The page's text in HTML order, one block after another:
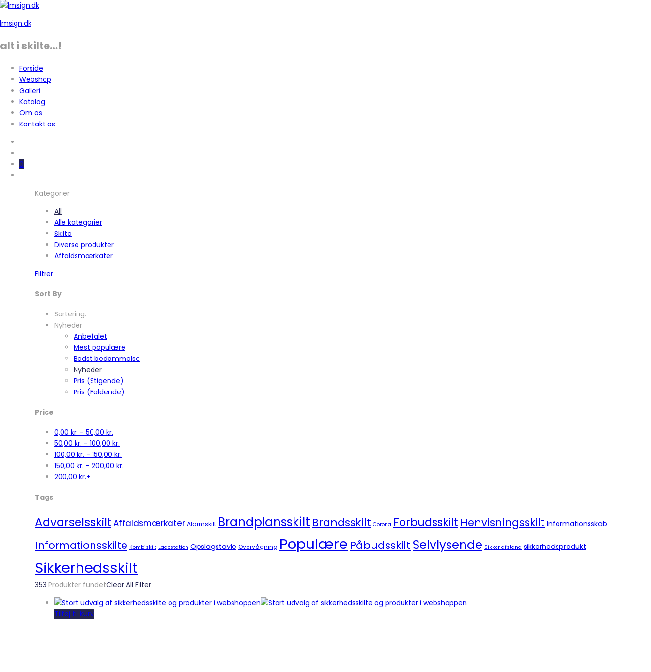
lmsign.dk
alt i skilte…!
Forside
Webshop
Galleri
Katalog
Om os
Kontakt os
0
Kategorier
All
Alle kategorier
Skilte
Diverse produkter
Affaldsmærkater
Filtrer
Sort By
Sortering:
Nyheder
Anbefalet
Mest populære
Bedst bedømmelse
Nyheder
Pris (Stigende)
Pris (Faldende)
Price
0,00 kr. - 50,00 kr.
50,00 kr. - 100,00 kr.
100,00 kr. - 150,00 kr.
150,00 kr. - 200,00 kr.
200,00 kr.+
Tags
Advarselsskilt Affaldsmærkater Alarmskilt Brandplansskilt Brandsskilt Corona Forbudsskilt Henvisningsskilt Informationsskab
Informationsskilte Kombiskilt Ladestation Opslagstavle Overvågning Populære PåbudsskiltSelvlysende Sikker afstand sikkerhedsprodukt
Sikkerhedsskilt
353 Produkter fundetClear All Filter
Tilføj til kurv